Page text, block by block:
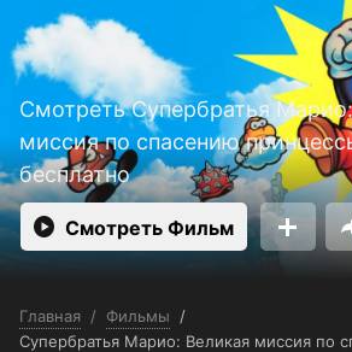
Смотреть Супербратья
миссия по спасению
бесплатно
Смотреть Фильм
Главная / Фильмы
/
Супербратья Марио: Великая миссия по
Поддержка:support@24h.tv
Пользовательское соглашение
Политика конфиденциальности
Ввести промокод